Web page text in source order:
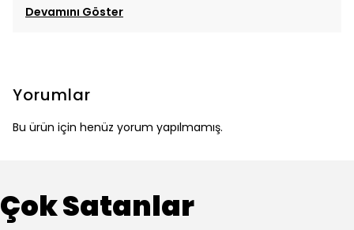
Devamını Göster
Yorumlar
Bu ürün için henüz yorum yapılmamış.
Çok Satanlar